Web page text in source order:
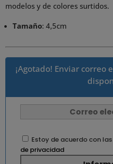
modelos y de colores surtidos.
Tamaño: 4,5cm
¡Agotado! Enviar correo
Estoy de acuerdo con las
de privacidad